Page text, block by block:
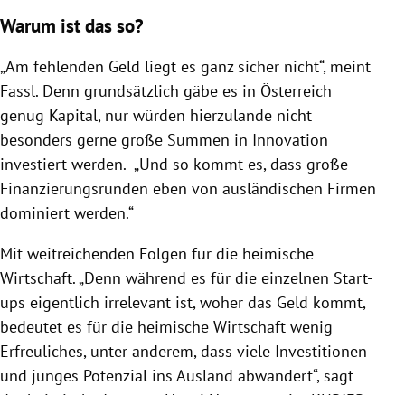
Warum ist das so?
„Am fehlenden Geld liegt es ganz sicher nicht“, meint
Fassl. Denn grundsätzlich gäbe es in Österreich
genug Kapital, nur würden hierzulande nicht
besonders gerne große Summen in Innovation
investiert werden. „Und so kommt es, dass große
Finanzierungsrunden eben von ausländischen Firmen
dominiert werden.“
Mit weitreichenden Folgen für die heimische
Wirtschaft. „Denn während es für die einzelnen Start-
ups eigentlich irrelevant ist, woher das Geld kommt,
bedeutet es für die heimische Wirtschaft wenig
Erfreuliches, unter anderem, dass viele Investitionen
und junges Potenzial ins Ausland abwandert“, sagt